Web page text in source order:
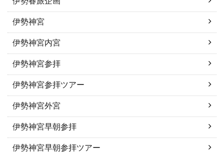
伊勢神宮
伊勢神宮内宮
伊勢神宮参拝
伊勢神宮参拝ツアー
伊勢神宮外宮
伊勢神宮早朝参拝
伊勢神宮早朝参拝ツアー